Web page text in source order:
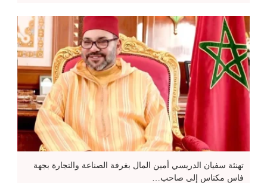
تهنئة سفيان الدريسي أمين المال بغرفة الصناعة والتجارة بجهة
فاس مكناس إلى صاحب…